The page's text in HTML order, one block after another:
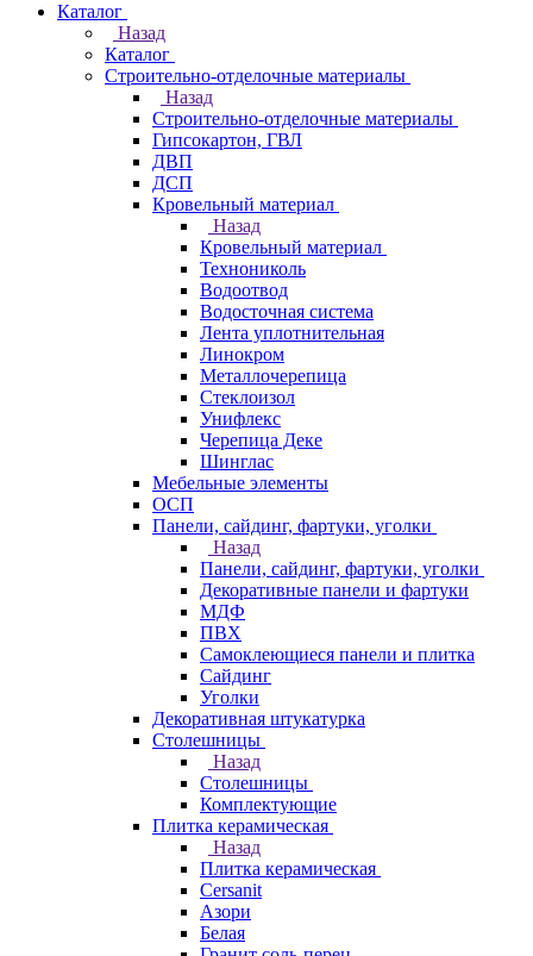
Каталог
Назад
Каталог
Строительно-отделочные материалы
Назад
Строительно-отделочные материалы
Гипсокартон, ГВЛ
ДВП
ДСП
Кровельный материал
Назад
Кровельный материал
Технониколь
Водоотвод
Водосточная система
Лента уплотнительная
Линокром
Металлочерепица
Стеклоизол
Унифлекс
Черепица Деке
Шинглас
Мебельные элементы
ОСП
Панели, сайдинг, фартуки, уголки
Назад
Панели, сайдинг, фартуки, уголки
Декоративные панели и фартуки
МДФ
ПВХ
Самоклеющиеся панели и плитка
Сайдинг
Уголки
Декоративная штукатурка
Столешницы
Назад
Столешницы
Комплектующие
Плитка керамическая
Назад
Плитка керамическая
Cersanit
Азори
Белая